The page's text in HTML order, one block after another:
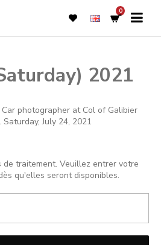
0
2021
photographer at Col of Galibier
Saturday, July 24, 2021
de traitement. Veuillez entrer votre
qu'elles seront disponibles.